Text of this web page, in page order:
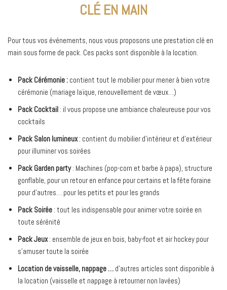
CLÉ EN MAIN
Pour tous vos événements, nous vous proposons une prestation clé en
main sous forme de pack. Ces packs sont disponible à la location.
Pack Cérémonie : contient tout le mobilier pour mener à bien votre
cérémonie (mariage laïque, renouvellement de vœux…)
Pack Cocktail : il vous propose une ambiance chaleureuse pour vos
cocktails
Pack Salon lumineux: contient du mobilier d’intérieur et d’extérieur
pour illuminer vos soirées
Pack Garden party: Machines (pop-corn et barbe à papa), structure
gonflable, pour un retour en enfance pour certains et la fête foraine
pour d’autres… pour les petits et pour les grands
Pack Soirée : tout les indispensable pour animer votre soirée en
toute sérénité
Pack Jeux: ensemble de jeux en bois, baby-foot et air hockey pour
s’amuser toute la soirée
Location de vaisselle, nappage … d’autres articles sont disponible à
la location (vaisselle et nappage à retourner non lavées)